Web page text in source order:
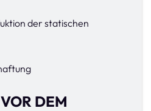
der statischen
DEM